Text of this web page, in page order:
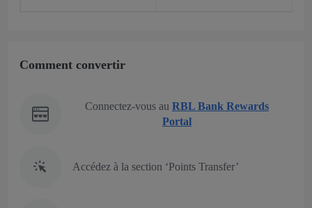
Comment convertir
Connectez-vous au RBL Bank Rewards
Portal
Accédez à la section ‘Points Transfer’